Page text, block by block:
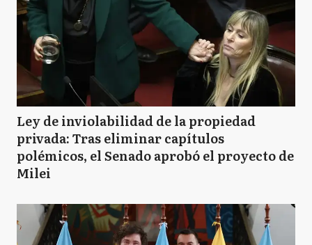
Ley de inviolabilidad de la propiedad
privada: Tras eliminar capítulos
polémicos, el Senado aprobó el proyecto de
Milei